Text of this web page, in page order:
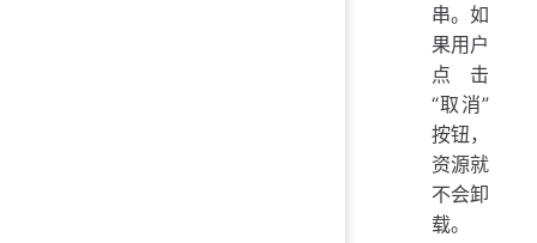
串。如
果用户
点击
“取消”
按钮，
资源就
不会卸
载。